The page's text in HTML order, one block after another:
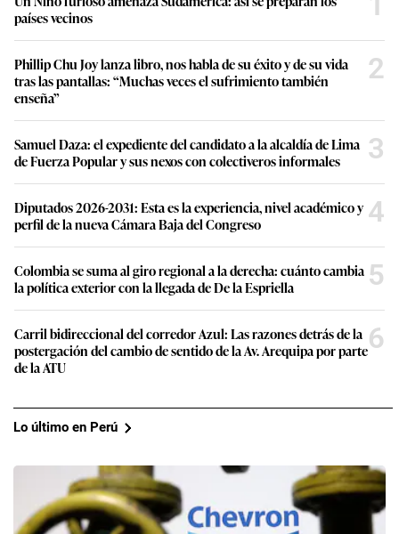
países vecinos
Phillip Chu Joy lanza libro, nos habla de su éxito y de su vida
tras las pantallas: “Muchas veces el sufrimiento también
enseña”
2
Samuel Daza: el expediente del candidato a la alcaldía de Lima
de Fuerza Popular y sus nexos con colectiveros informales
3
Diputados 2026-2031: Esta es la experiencia, nivel académico y
perfil de la nueva Cámara Baja del Congreso
4
Colombia se suma al giro regional a la derecha: cuánto cambia
la política exterior con la llegada de De la Espriella
5
Carril bidireccional del corredor Azul: Las razones detrás de la
postergación del cambio de sentido de la Av. Arequipa por parte
de la ATU
6
Lo último en Perú